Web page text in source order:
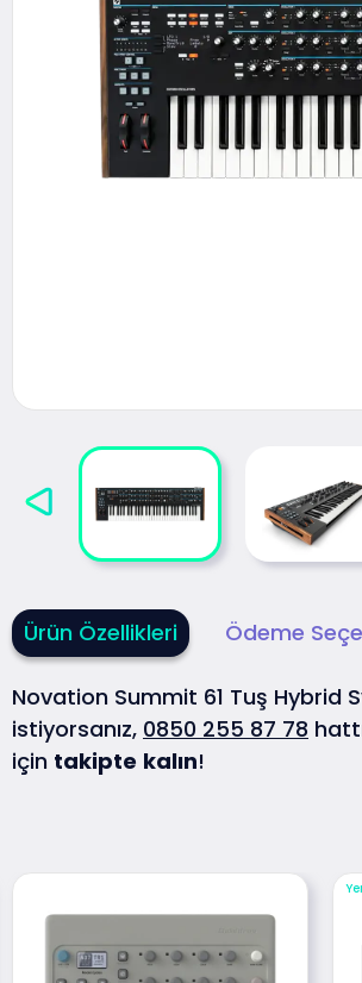
Ürün Özellikleri Ödeme
Novation Summit 61 Tuş Hybrid
istiyorsanız, 0850 255 87 78
için takipte kalın!